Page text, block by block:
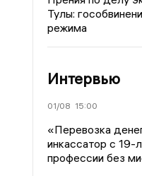
Тулы:
режима
Интервью
01/08 15:00
«Перевозка
инкассатор с 19-
профессии без